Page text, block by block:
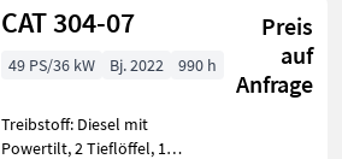
Schaufel und Ga
CAT 304-07
Preis
auf
Anfrage
49 PS/36 kW Bj. 2022 990 h
Treibstoff: Diesel mit
Powertilt, 2 Tieflöffel, 1